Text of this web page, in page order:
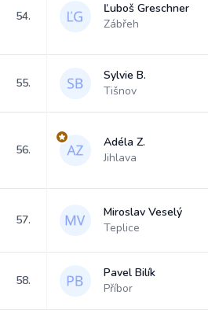
54.
Ľuboš Greschner
Zábřeh
55.
Sylvie B.
Tišnov
56.
Adéla Z.
Jihlava
57.
Miroslav Veselý
Teplice
58.
Pavel Bilík
Příbor